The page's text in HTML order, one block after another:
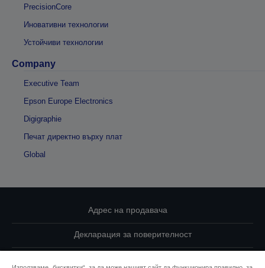
PrecisionCore
Иновативни технологии
Устойчиви технологии
Company
Executive Team
Epson Europe Electronics
Digigraphie
Печат директно върху плат
Global
Адрес на продавача
Декларация за поверителност